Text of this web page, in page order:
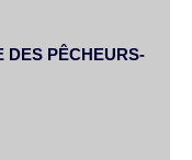
DES PÊCHEURS-